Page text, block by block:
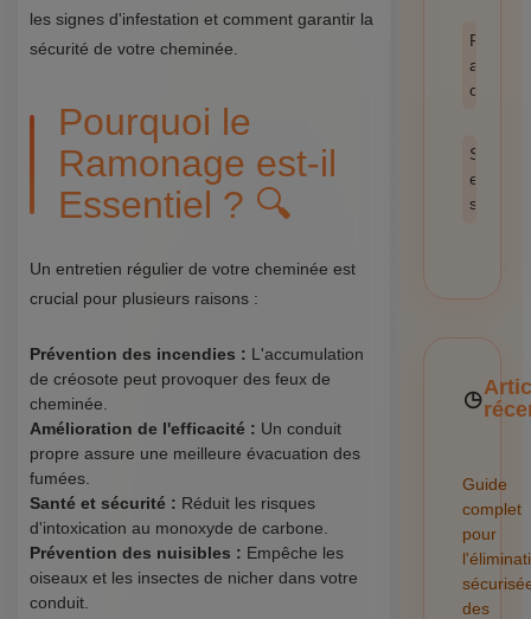
les signes d'infestation et comment garantir la
sécurité de votre cheminée.
Pourquoi le
Ramonage est-il
Essentiel ? 🔍
Un entretien régulier de votre cheminée est
crucial pour plusieurs raisons :
Prévention des incendies : L'accumulation
de créosote peut provoquer des feux de
cheminée.
Amélioration de l'efficacité : Un conduit
propre assure une meilleure évacuation des
fumées.
Santé et sécurité : Réduit les risques
d'intoxication au monoxyde de carbone.
Prévention des nuisibles : Empêche les
oiseaux et les insectes de nicher dans votre
conduit.
Produit
anti
cafards
Santé
et
sécurité
Guide
complet
pour
des